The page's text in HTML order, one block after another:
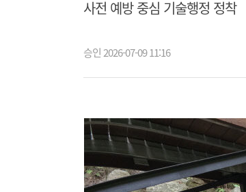
사전 예방 중심 기술행정 정착
승인 2026-07-09 11:16